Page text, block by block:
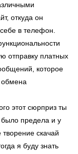
откуда он
в телефон.
отправку платных
которое
обмена
этот сюрприз ты
предела и у
скачай
я буду знать